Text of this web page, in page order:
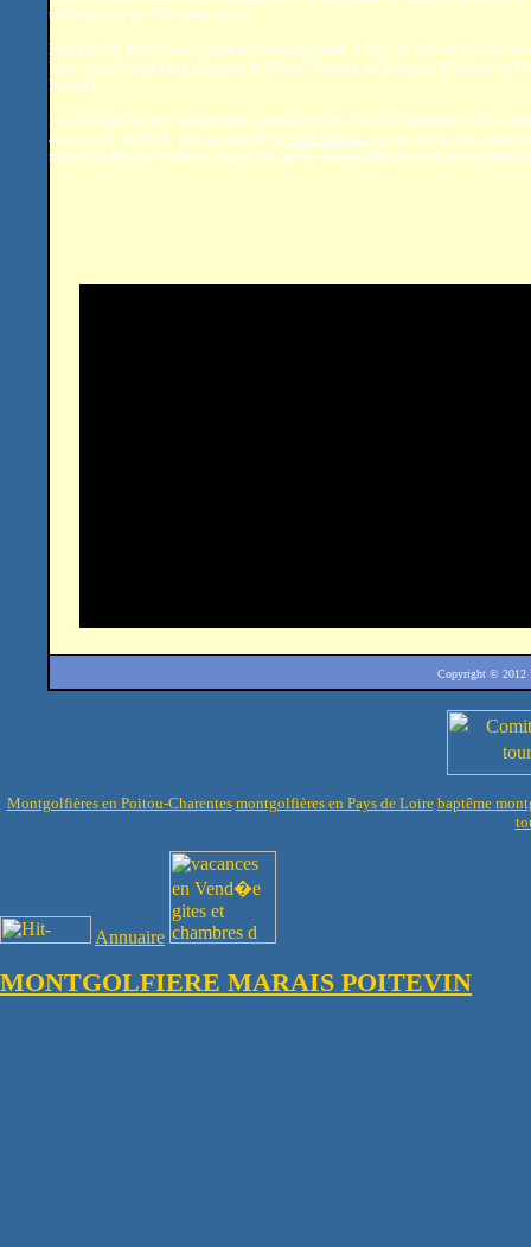
totalisant plus de 3000 heures de vol.
Pendant Une heure vous survolerez en montgolfiere le Pays du Puy du Fou ou les
Vous pourrez également découvrir le Marais Poitevin au départ de Fontenay le
Rochelle
Les passagers de nos montgolfieres peuvent être les heureux bénéficiaires d'un
anniversaire, de Noël, d'un mariage, de la Saint Valentin ou d'un départ à la
réaliser un rêve qui se ravive chaque fois qu'une montgolfière passe au dessus leurs
Copyright © 2012
Montgolfières en Poitou-Charentes montgolfières en Pays de Loire baptême
Annuaire
MONTGOLFIERE MARAIS POITEVIN